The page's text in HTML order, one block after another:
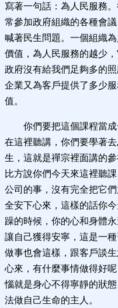
寫著一句話：為人民服務
常參加政府組織的各種會
喊著民生問題。一個組織
價值，為人民服務的越少
政府沒有給我們足夠多的
企業又為客戶提供了多少
值。
你們要把這個課程當
在這裡聽講，你們要學著
生，這就是禪宗裡面講的
比方說你們今天來這裡聽
公司的事，沒有完全把它
全安下心來，這樣的話你
躁的時候，你的心和身體
讓自己獲得安寧，這是一
做事也會這樣，跟客戶談
心來，有什麼事情做得好
惱就是身心不得寧靜的狀
法做自己生命的主人。